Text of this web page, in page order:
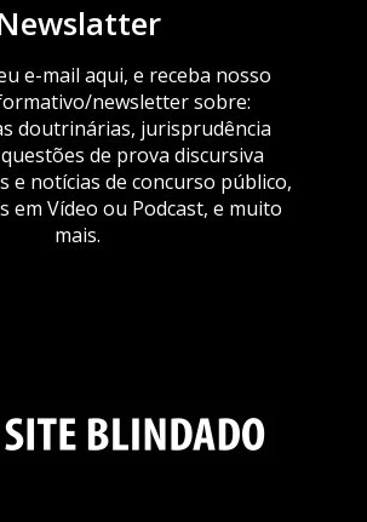
e-mail aqui, e receba nosso
newsletter sobre:
doutrinárias, jurisprudência
de prova discursiva
e notícias de concurso público,
em Vídeo ou Podcast, e muito
mais.